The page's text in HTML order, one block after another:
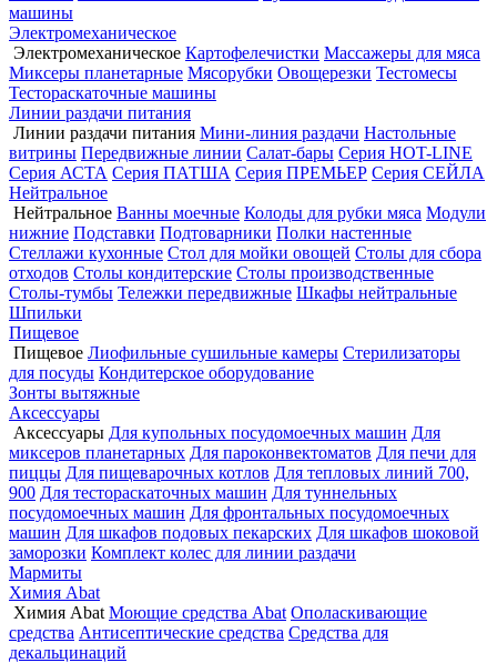
машины
Электромеханическое
Электромеханическое Картофелечистки Массажеры для мяса
Миксеры планетарные Мясорубки Овощерезки Тестомесы
Тестораскаточные машины
Линии раздачи питания
Линии раздачи питания Мини-линия раздачи Настольные
витрины Передвижные линии Салат-бары Серия HOT-LINE
Серия АСТА Серия ПАТША Серия ПРЕМЬЕР Серия СЕЙЛА
Нейтральное
Нейтральное Ванны моечные Колоды для рубки мяса Модули
нижние Подставки Подтоварники Полки настенные
Стеллажи кухонные Стол для мойки овощей Столы для сбора
отходов Столы кондитерские Столы производственные
Столы-тумбы Тележки передвижные Шкафы нейтральные
Шпильки
Пищевое
Пищевое Лиофильные сушильные камеры Стерилизаторы
для посуды Кондитерское оборудование
Зонты вытяжные
Аксессуары
Аксессуары Для купольных посудомоечных машин Для
миксеров планетарных Для пароконвектоматов Для печи для
пиццы Для пищеварочных котлов Для тепловых линий 700,
900 Для тестораскаточных машин Для туннельных
посудомоечных машин Для фронтальных посудомоечных
машин Для шкафов подовых пекарских Для шкафов шоковой
заморозки Комплект колес для линии раздачи
Мармиты
Химия Abat
Химия Abat Моющие средства Abat Ополаскивающие
средства Антисептические средства Средства для
декальцинаций